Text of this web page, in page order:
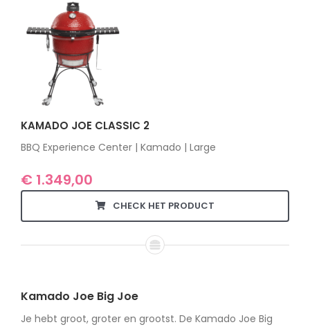
KAMADO JOE CLASSIC 2
BBQ Experience Center | Kamado | Large
€1.349,00
CHECK HET PRODUCT
Kamado Joe Big Joe
Je hebt groot, groter en grootst. De Kamado Joe Big